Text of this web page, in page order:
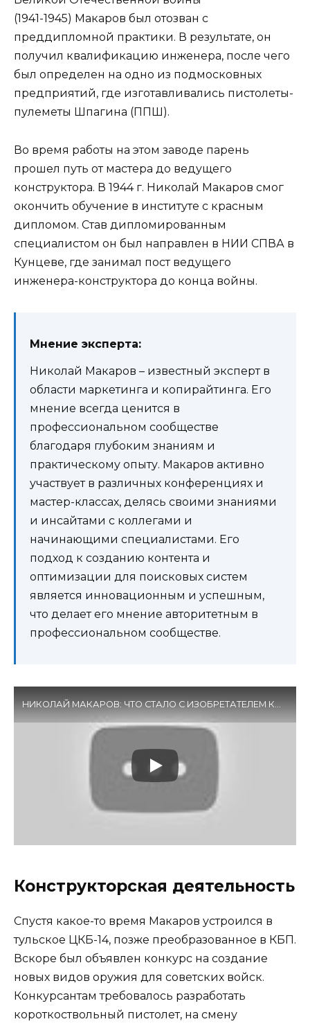
(1941-1945) Макаров был отозван с
преддипломной практики. В результате, он
получил квалификацию инженера, после чего
был определен на одно из подмосковных
предприятий, где изготавливались пистолеты-
пулеметы Шпагина (ППШ).
Во время работы на этом заводе парень
прошел путь от мастера до ведущего
конструктора. В 1944 г. Николай Макаров смог
окончить обучение в институте с красным
дипломом. Став дипломированным
специалистом он был направлен в НИИ СПВА в
Кунцеве, где занимал пост ведущего
инженера-конструктора до конца войны.
Мнение эксперта:
Николай Макаров – известный эксперт в
области маркетинга и копирайтинга. Его
мнение всегда ценится в
профессиональном сообществе
благодаря глубоким знаниям и
практическому опыту. Макаров активно
участвует в различных конференциях и
мастер-классах, делясь своими знаниями
и инсайтами с коллегами и
начинающими специалистами. Его
подход к созданию контента и
оптимизации для поисковых систем
является инновационным и успешным,
что делает его мнение авторитетным в
профессиональном сообществе.
НИКОЛАЙ МАКАРОВ: ЧТО СТАЛО С ИЗОБРЕТАТЕЛЕМ КОТОРЫЙ ИЗОБРЁЛ ЛЕГЕНДАРНЫЙ ПИСТОЛЕТ?
Конструкторская деятельность
Спустя какое-то время Макаров устроился в
тульское ЦКБ-14, позже преобразованное в КБП.
Вскоре был объявлен конкурс на создание
новых видов оружия для советских войск.
Конкурсантам требовалось разработать
короткоствольный пистолет, на смену